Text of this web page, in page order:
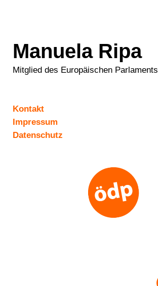
Manuela Ripa
Mitglied des Europäischen Parlaments
Kontakt
Impressum
Datenschutz